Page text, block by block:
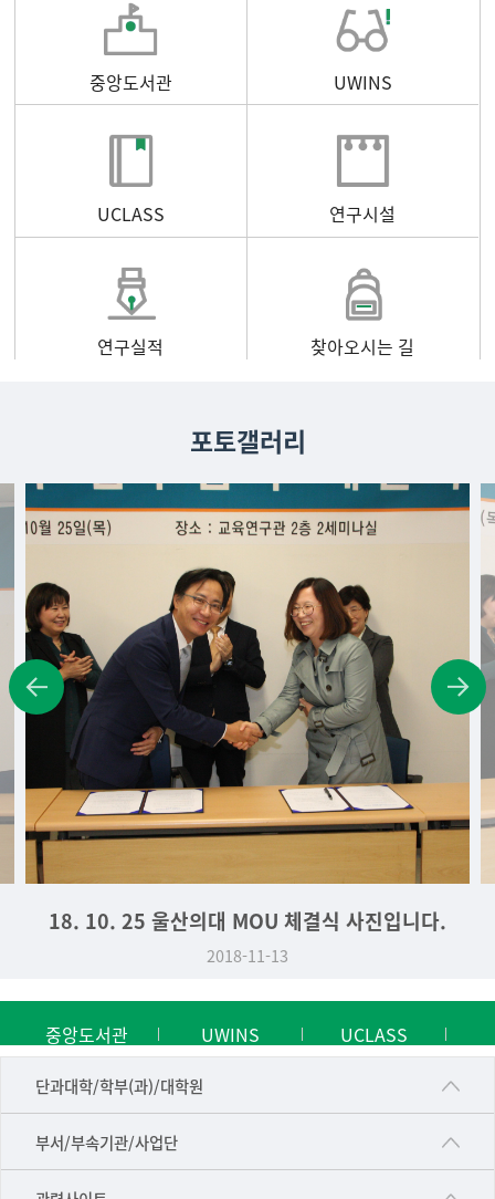
중앙도서관 UWINS
UCLASS 연구시설
연구실적 찾아오시는 길
포토갤러리
18. 10. 25 울산의대 MOU 체결식 사진입니다.
2018-11-13
중앙도서관 UWINS UCLASS
단과대학/학부(과)/대학원
■인문대학
▷국어국문학부
부서/부속기관/사업단
공동기기센터
공학교육혁신센터
건강가정지원센터